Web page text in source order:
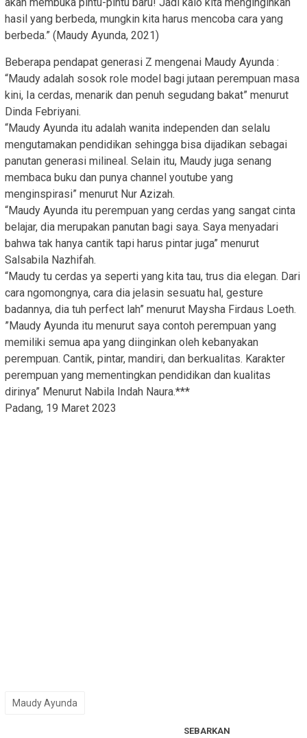
hasil yang berbeda, mungkin kita harus mencoba cara yang
berbeda.” (Maudy Ayunda, 2021)
Beberapa pendapat generasi Z mengenai Maudy Ayunda :
“Maudy adalah sosok role model bagi jutaan perempuan masa
kini, Ia cerdas, menarik dan penuh segudang bakat” menurut
Dinda Febriyani.
“Maudy Ayunda itu adalah wanita independen dan selalu
mengutamakan pendidikan sehingga bisa dijadikan sebagai
panutan generasi milineal. Selain itu, Maudy juga senang
membaca buku dan punya channel youtube yang
menginspirasi” menurut Nur Azizah.
“Maudy Ayunda itu perempuan yang cerdas yang sangat cinta
belajar, dia merupakan panutan bagi saya. Saya menyadari
bahwa tak hanya cantik tapi harus pintar juga” menurut
Salsabila Nazhifah.
“Maudy tu cerdas ya seperti yang kita tau, trus dia elegan. Dari
cara ngomongnya, cara dia jelasin sesuatu hal, gesture
badannya, dia tuh perfect lah” menurut Maysha Firdaus Loeth.
”Maudy Ayunda itu menurut saya contoh perempuan yang
memiliki semua apa yang diinginkan oleh kebanyakan
perempuan. Cantik, pintar, mandiri, dan berkualitas. Karakter
perempuan yang mementingkan pendidikan dan kualitas
dirinya” Menurut Nabila Indah Naura.***
Padang, 19 Maret 2023
Maudy Ayunda
SEBARKAN